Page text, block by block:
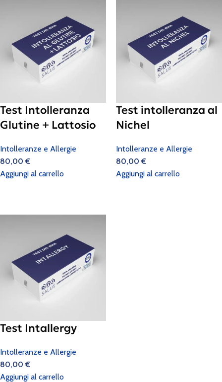
Test Intolleranza
Glutine + Lattosio
Intolleranze e Allergie
80,00€
Aggiungi al carrello
Test intolleranza al
Nichel
Intolleranze e Allergie
80,00€
Aggiungi al carrello
Test Intallergy
Intolleranze e Allergie
80,00€
Aggiungi al carrello